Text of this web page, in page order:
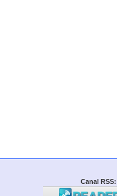
Canal RSS: